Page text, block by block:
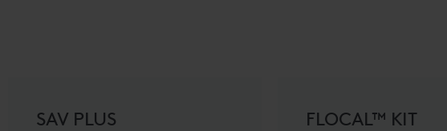
SAV PLUS FLOCAL™ KIT